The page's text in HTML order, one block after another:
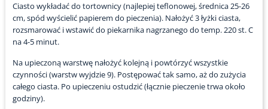
Ciasto wykładać do tortownicy (najlepiej teflonowej, średnica 25-26
cm, spód wyścielić papierem do pieczenia). Nałożyć 3 łyżki ciasta,
rozsmarować i wstawić do piekarnika nagrzanego do temp. 220 st. C
na 4-5 minut.
Na upieczoną warstwę nałożyć kolejną i powtórzyć wszystkie
czynności (warstw wyjdzie 9). Postępować tak samo, aż do zużycia
całego ciasta. Po upieczeniu ostudzić (łącznie pieczenie trwa około
godziny).